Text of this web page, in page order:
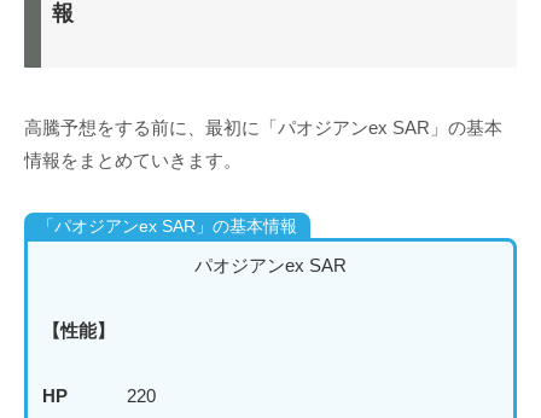
報
高騰予想をする前に、最初に「パオジアンex SAR」の基本
情報をまとめていきます。
「パオジアンex SAR」の基本情報
パオジアンex SAR
【性能】
HP 220